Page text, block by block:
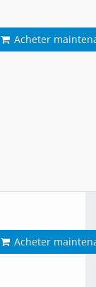
Acheter
Acheter